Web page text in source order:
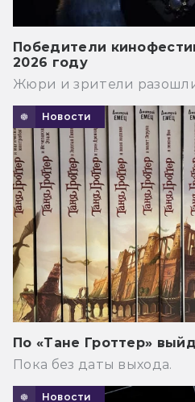
Победители
2026 году
Жюри и зрители
Новости
По «Тане Гроттер»
Пока без даты выхода.
Новости